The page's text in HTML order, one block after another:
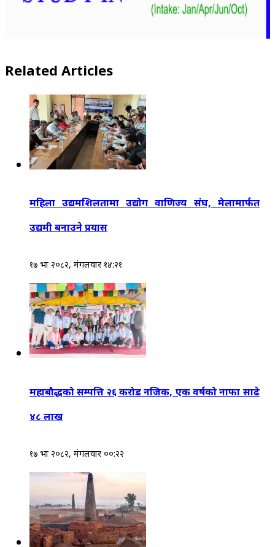
Related Articles
महिला उद्यमशिलतामा उद्योग वाणिज्य संघ, मेलामार्फत
उद्यमी बनाउने प्रयास
१७ भाद्र २०८२, मंगलवार १४:२१
महाबौद्धको सम्पत्ति २६ करोड नजिक, एक वर्षको नाफा साढे
४८ लाख
१७ भाद्र २०८२, मंगलवार ००:२२